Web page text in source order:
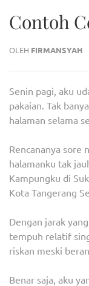
Contoh
OLEH FIRMANSYAH
Senin pagi, aku
pakaian. Tak
halaman selama
Rencananya sore
halamanku tak
Kampungku di
Kota Tangerang
Dengan jarak
tempuh relatif
riskan meski
Benar saja, aku